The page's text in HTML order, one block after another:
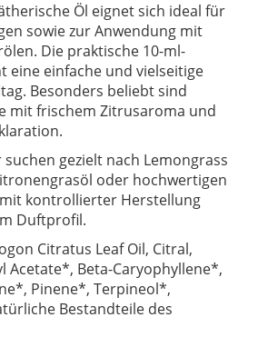
Öl eignet sich ideal für
sowie zur Anwendung mit
Die praktische 10-ml-
eine einfache und vielseitige
Besonders beliebt sind
mit frischem Zitrusaroma und
gezielt nach Lemongrass
oder hochwertigen
kontrollierter Herstellung
Duftprofil.
Citratus Leaf Oil, Citral,
Acetate*, Beta-Caryophyllene*,
Pinene*, Terpineol*,
Bestandteile des